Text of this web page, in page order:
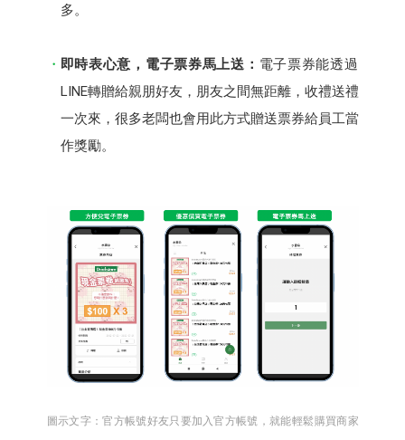
多。
即時表心意，電子票券馬上送： 電子票券能透過
LINE轉贈給親朋好友，朋友之間無距離，收禮送禮
一次來，很多老闆也會用此方式贈送票券給員工當
作獎勵。
圖示文字：官方帳號好友只要加入官方帳號，就能輕鬆購買商家